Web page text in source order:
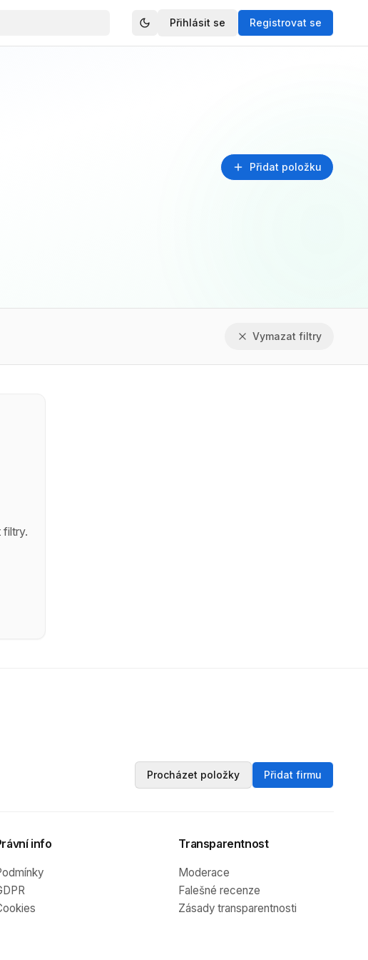
Přihlásit se Registrovat se
Přidat položku
Vymazat filtry
Procházet položky Přidat firmu
info Transparentnost
Moderace
Falešné recenze
Zásady transparentnosti